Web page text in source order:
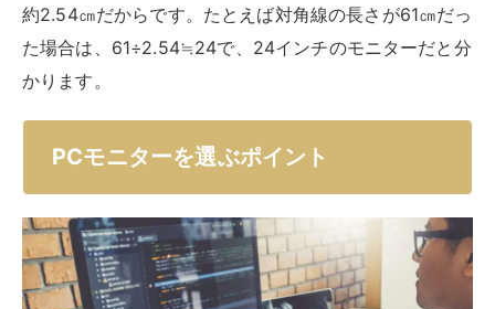
約2.54㎝だからです。たとえば対角線の長さが61㎝だっ
た場合は、61÷2.54≒24で、24インチのモニターだと分
かります。
PCモニターを選ぶポイント